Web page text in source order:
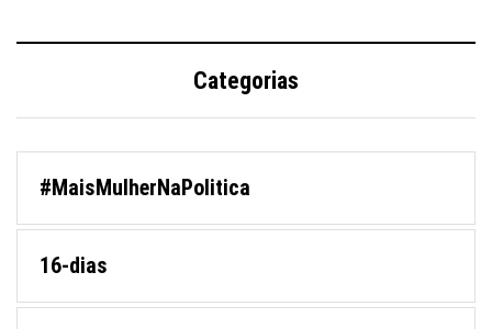
Categorias
#MaisMulherNaPolitica
16-dias